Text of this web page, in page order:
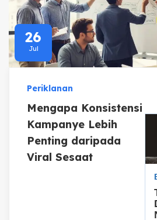
26
Jul
Periklanan
Mengapa Konsistensi
Kampanye Lebih
Penting daripada
Viral Sesaat